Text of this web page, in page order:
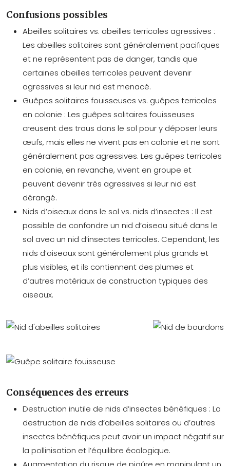
Confusions possibles
Abeilles solitaires vs. abeilles terricoles agressives :
Les abeilles solitaires sont généralement pacifiques
et ne représentent pas de danger, tandis que
certaines abeilles terricoles peuvent devenir
agressives si leur nid est menacé.
Guêpes solitaires fouisseuses vs. guêpes terricoles
en colonie : Les guêpes solitaires fouisseuses
creusent des trous dans le sol pour y déposer leurs
œufs, mais elles ne vivent pas en colonie et ne sont
généralement pas agressives. Les guêpes terricoles
en colonie, en revanche, vivent en groupe et
peuvent devenir très agressives si leur nid est
dérangé.
Nids d’oiseaux dans le sol vs. nids d’insectes : Il est
possible de confondre un nid d’oiseau situé dans le
sol avec un nid d’insectes terricoles. Cependant, les
nids d’oiseaux sont généralement plus grands et
plus visibles, et ils contiennent des plumes et
d’autres matériaux de construction typiques des
oiseaux.
Conséquences des erreurs
Destruction inutile de nids d’insectes bénéfiques : La
destruction de nids d’abeilles solitaires ou d’autres
insectes bénéfiques peut avoir un impact négatif sur
la pollinisation et l’équilibre écologique.